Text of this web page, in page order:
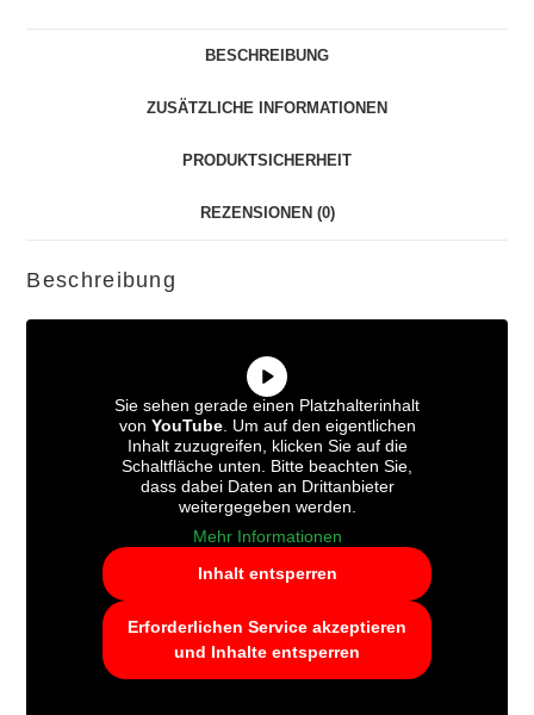
BESCHREIBUNG
ZUSÄTZLICHE INFORMATIONEN
PRODUKTSICHERHEIT
REZENSIONEN (0)
Beschreibung
Sie sehen gerade einen Platzhalterinhalt
von YouTube. Um auf den eigentlichen
Inhalt zuzugreifen, klicken Sie auf die
Schaltfläche unten. Bitte beachten Sie,
dass dabei Daten an Drittanbieter
weitergegeben werden.
Mehr Informationen
Inhalt entsperren
Erforderlichen Service akzeptieren
und Inhalte entsperren